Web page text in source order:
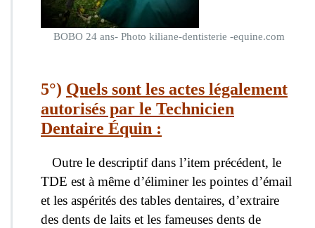
BOBO 24 ans- Photo kiliane-dentisterie -equine.com
5°) Quels sont les actes légalement
autorisés par le Technicien
Dentaire Équin :
Outre le descriptif dans l’item précédent, le
TDE est à même d’éliminer les pointes d’émail
et les aspérités des tables dentaires, d’extraire
des dents de laits et les fameuses dents de